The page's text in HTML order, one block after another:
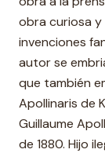
obra curiosa
invenciones
autor se
que también
Apollinaris de
Guillaume
de 1880. Hijo